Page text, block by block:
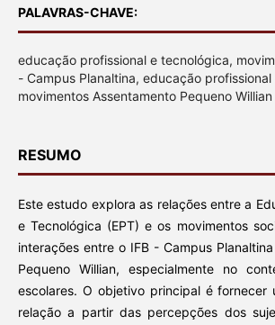
PALAVRAS-CHAVE:
educação profissional e tecnológica,
- Campus Planaltina, educação
movimentos Assentamento Pequeno Willian
RESUMO
Este estudo explora as relações entre a
e Tecnológica (EPT) e os movimentos
interações entre o IFB - Campus
Pequeno Willian, especialmente no
escolares. O objetivo principal é fornecer
relação a partir das percepções dos